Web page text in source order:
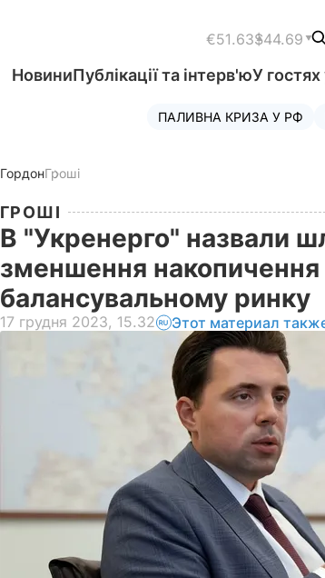
€51.63$44.69
НовиниПублікації та інтерв'юУ
ПАЛИВНА КРИЗА У РФ
ГордонГроші
ГРОШІ
В "Укренерго" назвали
зменшення накопичення
балансувальному ринку
17 грудня 2023, 15.32 Этот материал